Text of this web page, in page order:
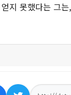
지 못했다는 그